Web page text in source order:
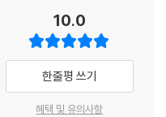
쳐진다. 또한 신비로운 능력이
쫓기는 릴리의 이야기와, 믿었
릴리를 지키려고 애쓰는 가족
밖의 아이디어로 어려움을 해
고 있다. 한 권으로는 담기 힘
10.0
한줄평 쓰기
혜택 및 유의사항